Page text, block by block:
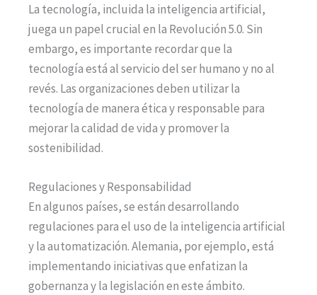
La tecnología, incluida la inteligencia artificial,
juega un papel crucial en la Revolución 5.0. Sin
embargo, es importante recordar que la
tecnología está al servicio del ser humano y no al
revés. Las organizaciones deben utilizar la
tecnología de manera ética y responsable para
mejorar la calidad de vida y promover la
sostenibilidad.
Regulaciones y Responsabilidad
En algunos países, se están desarrollando
regulaciones para el uso de la inteligencia artificial
y la automatización. Alemania, por ejemplo, está
implementando iniciativas que enfatizan la
gobernanza y la legislación en este ámbito.